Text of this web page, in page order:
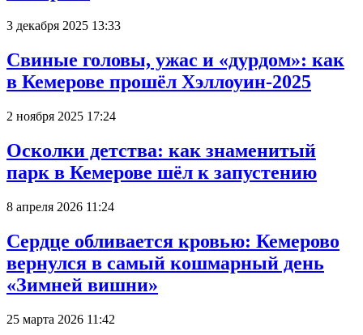
3 декабря 2025 13:33
Свиные головы, ужас и «дурдом»: как
в Кемерове прошёл Хэллоуин-2025
2 ноября 2025 17:24
Осколки детства: как знаменитый
парк в Кемерове шёл к запустению
8 апреля 2026 11:24
Сердце обливается кровью: Кемерово
вернулся в самый кошмарный день
«Зимней вишни»
25 марта 2026 11:42